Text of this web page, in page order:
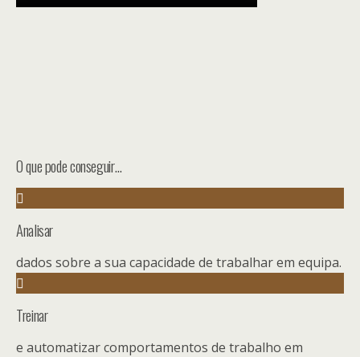
O que pode conseguir…
Analisar
dados sobre a sua capacidade de trabalhar em equipa.
Treinar
e automatizar comportamentos de trabalho em